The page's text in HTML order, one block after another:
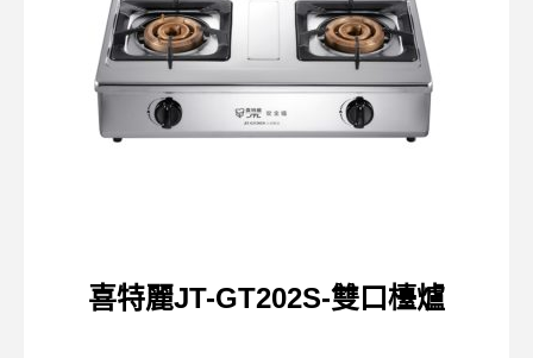
喜特麗JT-GT202S-雙口檯爐